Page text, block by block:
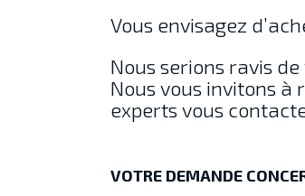
Vous envisagez
Nous serions ravis
Nous vous invitons
experts vous
VOTRE DEMANDE